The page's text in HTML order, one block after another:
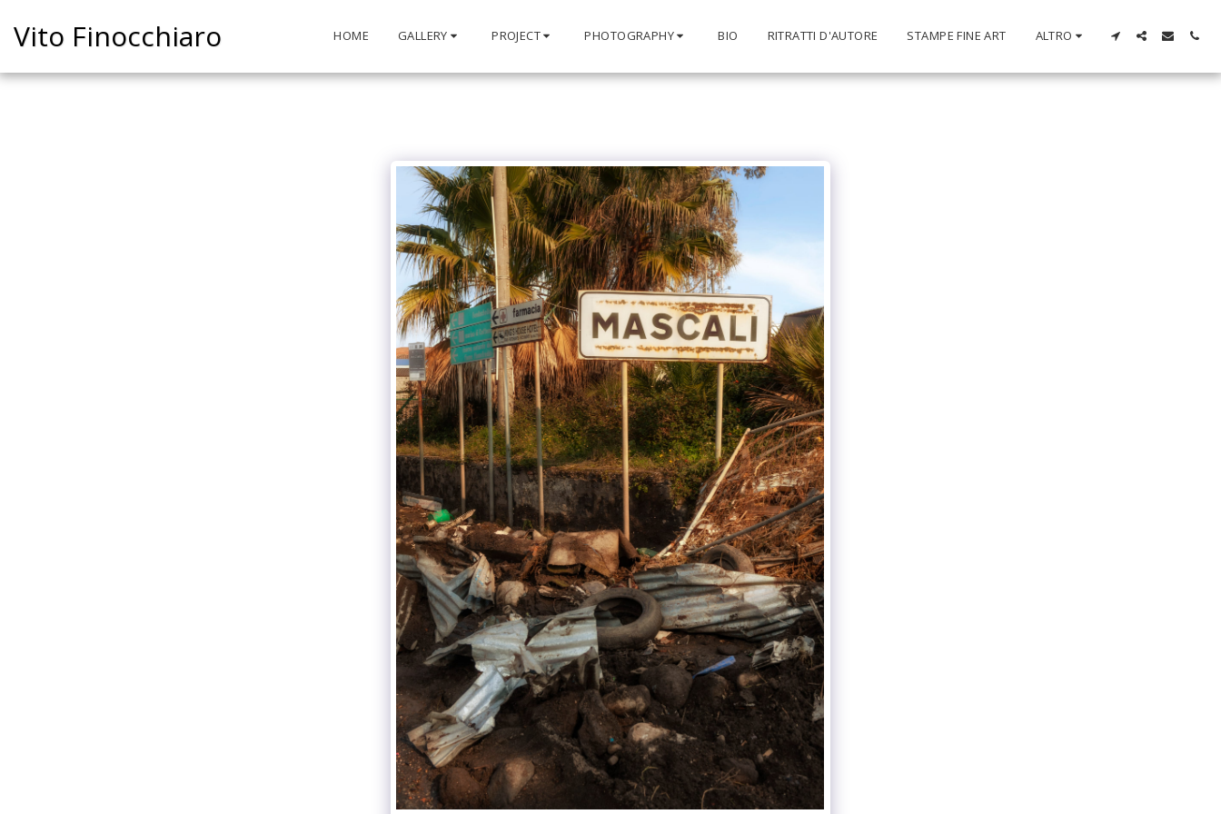
Vito Finocchiaro HOME GALLERY PROJECT PHOTOGRAPHY BIO RITRATTI D'AUTORE STAMPE FINE ART ALTRO